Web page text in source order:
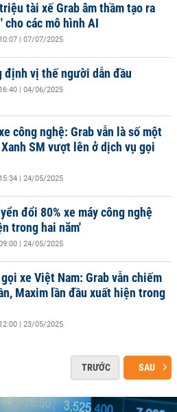
tài xế Grab âm thầm tạo ra
cho các mô hình AI
10:07 | 07/07/2025
định vị thế người dẫn đầu
16:40 | 04/06/2025
công nghệ: Grab vẫn là số một
SM vượt lên ở dịch vụ gọi
15:34 | 24/05/2025
đổi 80% xe máy công nghệ
trong hai năm'
| 24/05/2025
xe Việt Nam: Grab vẫn chiếm
Maxim lần đầu xuất hiện trong
12:00 | 23/05/2025
TRƯỚC SAU